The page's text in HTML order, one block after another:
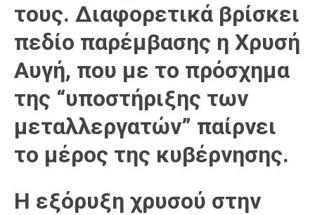
τους. Διαφορετικά βρίσκει
πεδίο παρέμβασης η Χρυσή
Αυγή, που με το πρόσχημα
της “υποστήριξης των
μεταλλεργατών” παίρνει
το μέρος της κυβέρνησης.
Η εξόρυξη χρυσού στην